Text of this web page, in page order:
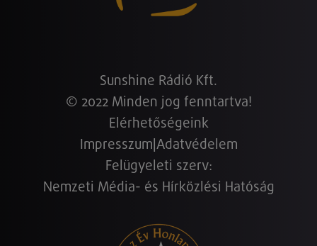
Sunshine Rádió Kft.
© 2022 Minden jog fenntartva!
Elérhetőségeink
Impresszum Adatvédelem
Felügyeleti szerv:
Nemzeti Média- és Hírközlési Hatóság